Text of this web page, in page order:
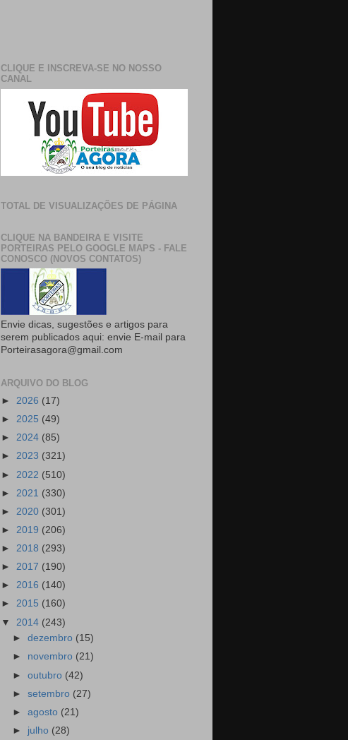
CLIQUE E INSCREVA-SE NO NOSSO
CANAL
TOTAL DE VISUALIZAÇÕES DE PÁGINA
CLIQUE NA BANDEIRA E VISITE
PORTEIRAS PELO GOOGLE MAPS - FALE
CONOSCO (NOVOS CONTATOS)
Envie dicas, sugestões e artigos para
serem publicados aqui: envie E-mail para
Porteirasagora@gmail.com
ARQUIVO DO BLOG
► 2026 (17)
► 2025 (49)
► 2024 (85)
► 2023 (321)
► 2022 (510)
► 2021 (330)
► 2020 (301)
► 2019 (206)
► 2018 (293)
► 2017 (190)
► 2016 (140)
► 2015 (160)
▼ 2014 (243)
►dezembro (15)
► novembro (21)
►outubro (42)
►setembro (27)
►agosto (21)
► julho (28)